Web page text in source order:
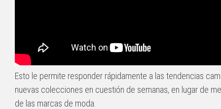
Esto le permite responder rápidamente a las tendencias
nuevas colecciones en cuestión de semanas, en lugar de
de las marcas de moda.